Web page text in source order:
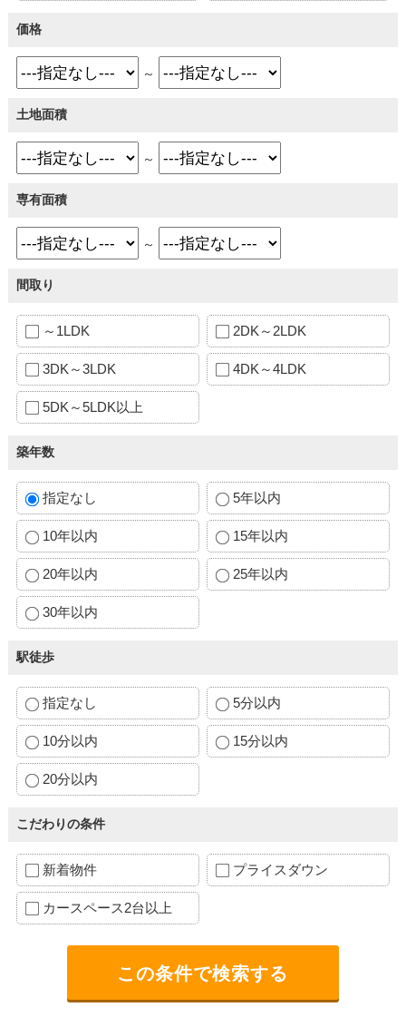
価格
～
土地面積
～
専有面積
～
間取り
～1LDK 2DK～2LDK
3DK～3LDK 4DK～4LDK
5DK～5LDK以上
築年数
指定なし 5年以内
10年以内 15年以内
20年以内 25年以内
30年以内
駅徒歩
指定なし 5分以内
10分以内 15分以内
20分以内
こだわりの条件
新着物件 プライスダウン
カースペース2台以上